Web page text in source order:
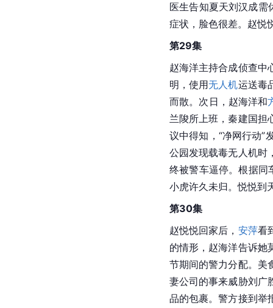
医生告知夏天刘汉成需
症状，脸色很差。赵悦
第29集
赵海洋主持合成侦查中
明，使用无人机运送毒
而散。次日，赵海洋和
兰陖所上班，秦建国担
议中得知，“净网行动”
公园发现载毒无人机时
终被警车逼停。根据同
小虎许久未归。悦悦到
第30集
赵悦悦回家后， 安萍看
的情形，赵海洋告诉她
节期间的警力分配。美
妻公司的事来威胁刘广
品的包裹。警方接到举